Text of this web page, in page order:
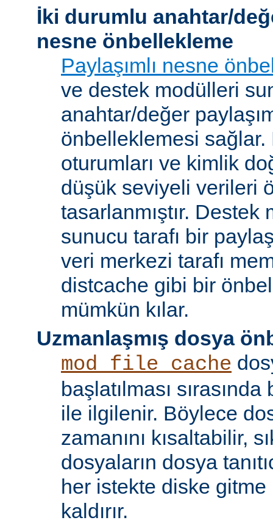
İki durumlu anahtar/
nesne önbellekleme
Paylaşımlı nesne
ve destek modülleri
anahtar/değer
önbelleklemesi
oturumları ve kimlik
düşük seviyeli verileri
tasarlanmıştır.
sunucu tarafı bir
veri merkezi tarafı
distcache gibi bir
mümkün kılar.
Uzmanlaşmış dosya
mod_file_cache
başlatılması
ile ilgilenir. Böylece
zamanını kısaltabilir,
dosyaların dosya
her istekte diske gitme
kaldırır.